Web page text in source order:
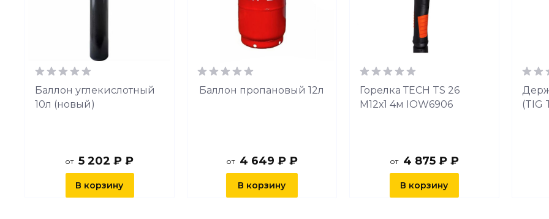
Баллон углекислотный
10л (новый)
от 5 202 ₽ ₽
В корзину
Баллон пропановый 12л
от 4 649 ₽ ₽
В корзину
Горелка ТЕСН TS 26
М12х1 4м IOW6906
от 4 875 ₽ ₽
В корзину
(TIG